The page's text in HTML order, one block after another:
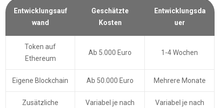
Entwicklungsauf
wand
Geschätzte
Kosten
Entwicklungsda
uer
Token auf
Ethereum
Ab 5.000 Euro 1-4 Wochen
Eigene Blockchain Ab 50.000 Euro Mehrere Monate
Zusätzliche
Variabel je nach
Variabel je nach